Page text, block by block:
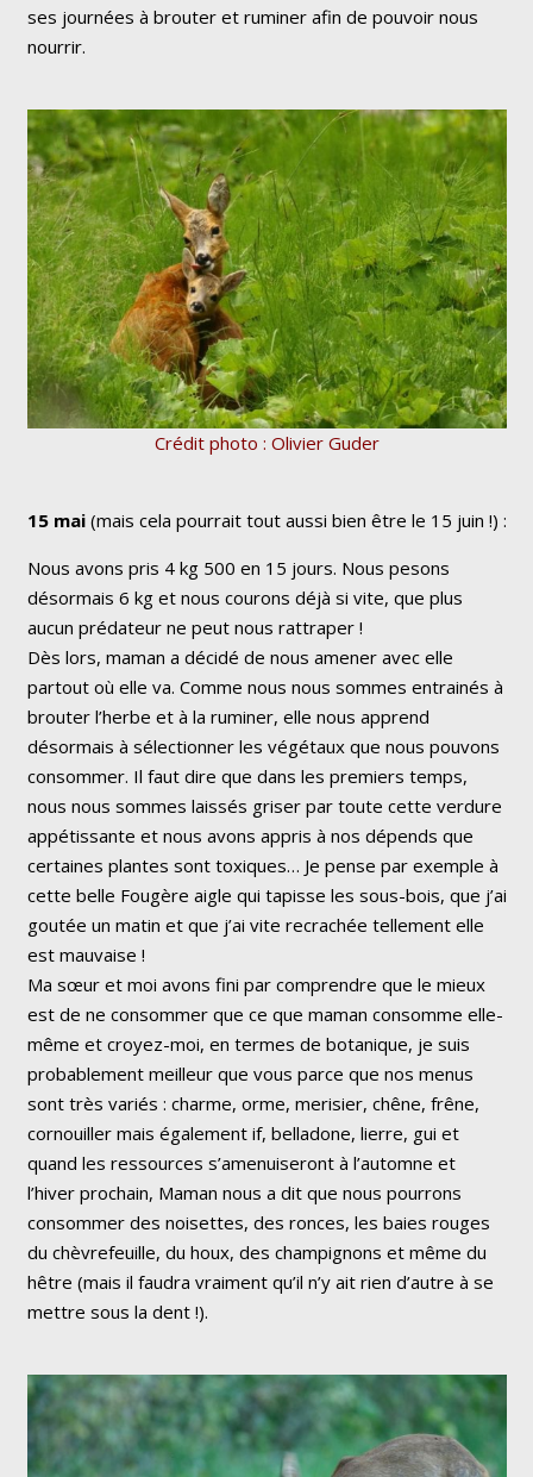
ses journées à brouter et ruminer afin de pouvoir nous
nourrir.
Crédit photo : Olivier Guder
15 mai (mais cela pourrait tout aussi bien être le 15 juin !) :
Nous avons pris 4 kg 500 en 15 jours. Nous pesons
désormais 6 kg et nous courons déjà si vite, que plus
aucun prédateur ne peut nous rattraper !
Dès lors, maman a décidé de nous amener avec elle
partout où elle va. Comme nous nous sommes entrainés à
brouter l’herbe et à la ruminer, elle nous apprend
désormais à sélectionner les végétaux que nous pouvons
consommer. Il faut dire que dans les premiers temps,
nous nous sommes laissés griser par toute cette verdure
appétissante et nous avons appris à nos dépends que
certaines plantes sont toxiques… Je pense par exemple à
cette belle Fougère aigle qui tapisse les sous-bois, que j’ai
goutée un matin et que j’ai vite recrachée tellement elle
est mauvaise !
Ma sœur et moi avons fini par comprendre que le mieux
est de ne consommer que ce que maman consomme elle-
même et croyez-moi, en termes de botanique, je suis
probablement meilleur que vous parce que nos menus
sont très variés : charme, orme, merisier, chêne, frêne,
cornouiller mais également if, belladone, lierre, gui et
quand les ressources s’amenuiseront à l’automne et
l’hiver prochain, Maman nous a dit que nous pourrons
consommer des noisettes, des ronces, les baies rouges
du chèvrefeuille, du houx, des champignons et même du
hêtre (mais il faudra vraiment qu’il n’y ait rien d’autre à se
mettre sous la dent !).